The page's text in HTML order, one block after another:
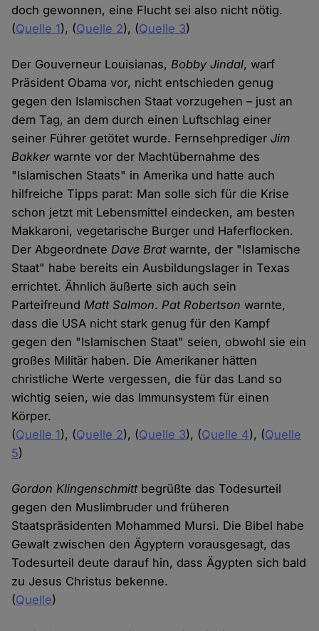
doch gewonnen, eine Flucht sei also nicht nötig.
(Quelle 1), (Quelle 2), (Quelle 3)
Der Gouverneur Louisianas,Bobby Jindal, warf
Präsident Obama vor, nicht entschieden genug
gegen den Islamischen Staat vorzugehen – just an
dem Tag, an dem durch einen Luftschlag einer
seiner Führer getötet wurde. FernsehpredigerJim
Bakkerwarnte vor der Machtübernahme des
"Islamischen Staats" in Amerika und hatte auch
hilfreiche Tipps parat: Man solle sich für die Krise
schon jetzt mit Lebensmittel eindecken, am besten
Makkaroni, vegetarische Burger und Haferflocken.
Der AbgeordneteDave Bratwarnte, der "Islamische
Staat" habe bereits ein Ausbildungslager in Texas
errichtet. Ähnlich äußerte sich auch sein
ParteifreundMatt Salmon.Pat Robertson warnte,
dass die USA nicht stark genug für den Kampf
gegen den "Islamischen Staat" seien, obwohl sie ein
großes Militär haben. Die Amerikaner hätten
christliche Werte vergessen, die für das Land so
wichtig seien, wie das Immunsystem für einen
Körper.
(Quelle 1), (Quelle 2), (Quelle 3), (Quelle 4), (Quelle
5)
Gordon Klingenschmittbegrüßte das Todesurteil
gegen den Muslimbruder und früheren
Staatspräsidenten Mohammed Mursi. Die Bibel habe
Gewalt zwischen den Ägyptern vorausgesagt, das
Todesurteil deute darauf hin, dass Ägypten sich bald
zu Jesus Christus bekenne.
(Quelle)